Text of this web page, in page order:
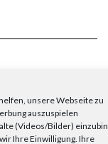
unsere Webseite zu
auszuspielen
(Videos/Bilder)
Ihre Einwilligung. Ihre